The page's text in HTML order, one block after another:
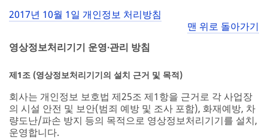
2017년 10월 1일 개인정보 처리방침
맨 위로 돌아가기
영상정보처리기기 운영∙관리 방침
제1조 (영상정보처리기기의 설치 근거 및 목적)
회사는 개인정보 보호법 제25조 제1항을 근거로 각 사업장
의 시설 안전 및 보안(범죄 예방 및 조사 포함), 화재예방, 차
량도난/파손 방지 등의 목적으로 영상정보처리기기를 설치,
운영합니다.